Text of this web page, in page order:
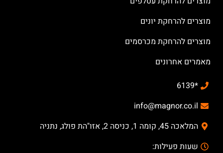
מוצרים להרחקת יונים
מוצרים להרחקת מכרסמים
מאמרים אחרונים
*6139
info@magnor.co.il
המלאכה 45, קומה 1, כניסה 2, אזו"הת פולג, נתניה
שעות פעילות: